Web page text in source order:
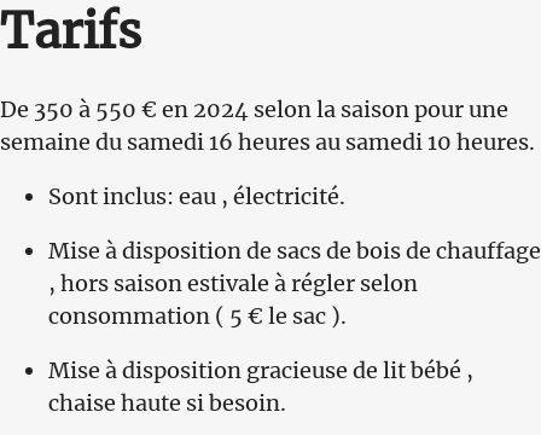
Tarifs
De 350 à 550 € en 2024 selon la saison pour une
semaine du samedi 16 heures au samedi 10 heures.
Sont inclus: eau , électricité.
Mise à disposition de sacs de bois de chauffage
, hors saison estivale à régler selon
consommation ( 5 € le sac ).
Mise à disposition gracieuse de lit bébé ,
chaise haute si besoin.